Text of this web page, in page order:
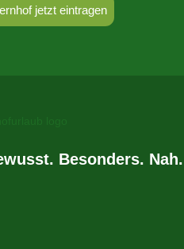
jetzt eintragen
Besonders. Nah.